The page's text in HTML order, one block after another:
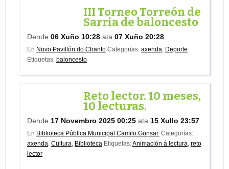
III Torneo Torreón de
Sarria de baloncesto
Dende 06 Xuño 10:28 ata 07 Xuño 20:28
En Novo Pavillón do Chanto Categorías: axenda, Deporte
Etiquetas: baloncesto
Reto lector. 10 meses,
10 lecturas.
Dende 17 Novembro 2025 00:25 ata 15 Xullo 23:57
En Biblioteca Pública Municipal Camilo Gonsar. Categorías:
axenda, Cultura, Biblioteca Etiquetas:Animación á lectura, reto
lector